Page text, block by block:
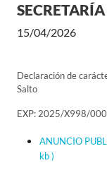
SECRETARÍA
15/04/2026
Declaración de
Salto
EXP: 2025/X998/
ANUNCIO
kb )